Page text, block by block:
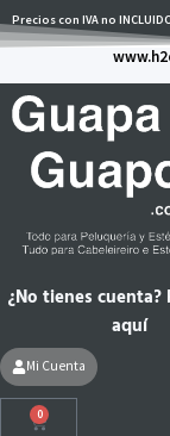
al
Precios con IVA no
¿No tienes
aquí
Mi Cuenta
0
Carrito